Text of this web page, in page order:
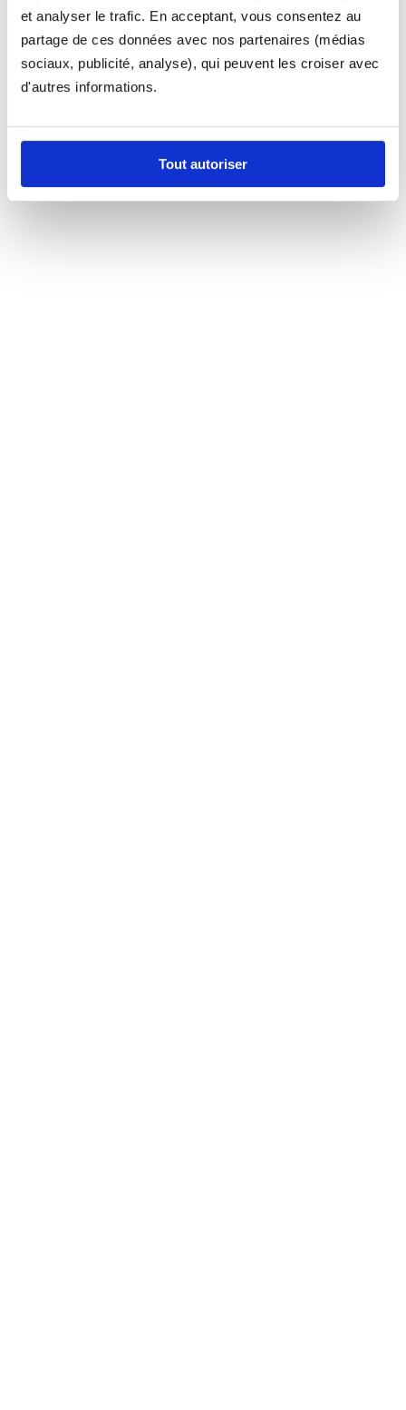
et analyser le trafic. En acceptant, vous consentez au
partage de ces données avec nos partenaires (médias
sociaux, publicité, analyse), qui peuvent les croiser avec
d'autres informations.
Tout autoriser